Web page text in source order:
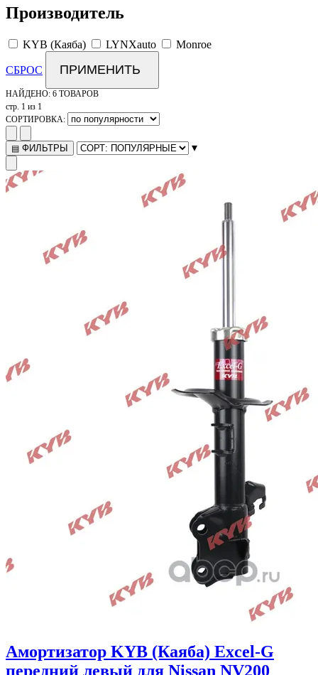
Производитель
KYB (Каяба) LYNXauto Monroe
СБРОС ПРИМЕНИТЬ
НАЙДЕНО: 6 ТОВАРОВ
стр. 1 из 1
СОРТИРОВКА:
▤ ФИЛЬТРЫ ▾
Амортизатор KYB (Каяба) Excel-G
передний левый для Nissan NV200